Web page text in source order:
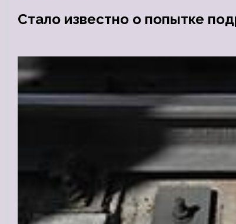
Стало известно о попытке